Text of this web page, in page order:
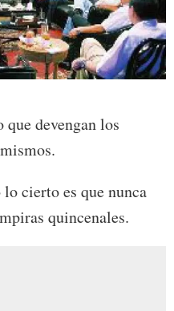
devengan los
cierto es que nunca
quincenales.